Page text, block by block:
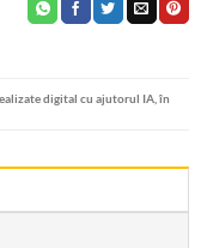
digital cu ajutorul IA, în